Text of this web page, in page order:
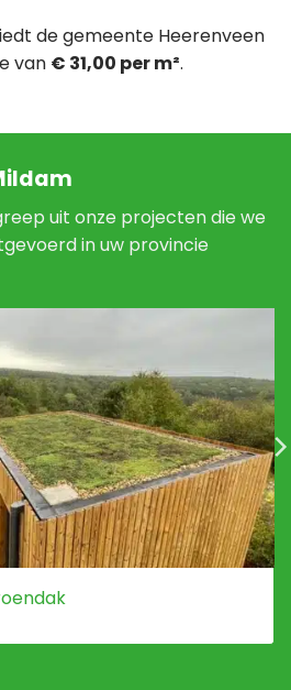
de gemeente Heerenveen
van € 31,00 per m².
uit onze projecten die we
in uw provincie